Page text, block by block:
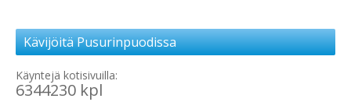
Kävijöitä Pusurinpuodissa
Käyntejä kotisivuilla:
6344230 kpl